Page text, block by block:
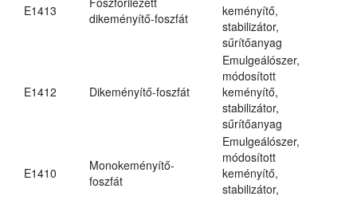
E1413
dikeményítő-foszfát
keményítő,
stabilizátor,
sűrítőanyag
E1412 Dikeményítő-foszfát
Emulgeálószer,
módosított
keményítő,
stabilizátor,
sűrítőanyag
E1410
Monokeményítő-
foszfát
Emulgeálószer,
módosított
keményítő,
stabilizátor,